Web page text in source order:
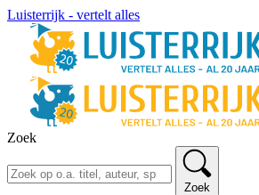
Luisterrijk - vertelt alles
Zoek
Zoek